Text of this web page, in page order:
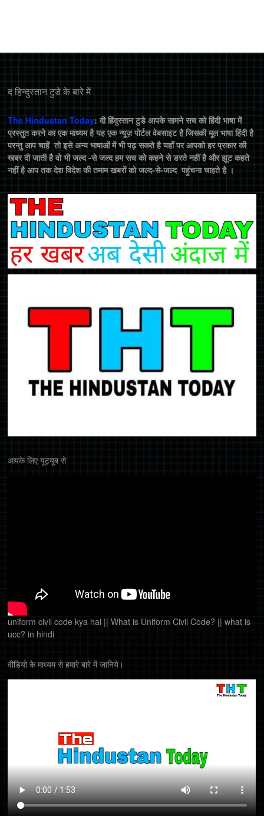
द हिन्‍दुस्‍तान टुडे के बारे में
The Hindustan Today: दी हिंदुस्तान टुडे आपके सामने सच को हिंदी भाषा में
प्रस्तुत करने का एक माध्यम है यह एक न्यूज़ पोर्टल वेबसाइट है जिसकी मूल भाषा हिंदी है
परन्तु आप चाहें तो इसे अन्य भाषाओं में भी पढ़ सकते है यहाँ पर आपको हर प्रकार की
खबर दी जाती है वो भी जल्द -से जल्द हम सच को कहने से डरते नहीं है और झूट कहते
नहीं है आप तक देश विदेश की तमाम खबरों को जल्द-से-जल्द पहुंचना चाहते है ।
आपके लिए यूट्यूब से
uniform civil code kya hai || What is Uniform Civil Code? || what is
ucc? in hindi
वीडियो के माध्यम से हमारे बारे में जानिये।